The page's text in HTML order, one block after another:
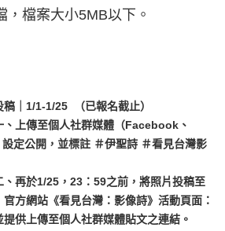
，檔案大小5MB以下。
稿｜1/1-1/25
（已報名截止）
至個人社群媒體（Facebook、
定公開，並標註 ＃伊聖詩 ＃看見台灣影
25，23：59之前，將照片投稿至
官方網站《看見台灣：影像詩》活動頁面：
供上傳至個人社群媒體貼文之連結。